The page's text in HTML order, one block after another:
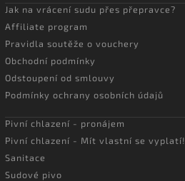
Jak na vrácení sudu přes přepravce?
Affiliate program
Pravidla soutěže o vouchery
Obchodní podmínky
Odstoupení od smlouvy
Podmínky ochrany osobních údajů
Pivní chlazení - pronájem
Pivní chlazení - Mít vlastní se vyplatí!
Sanitace
Sudové pivo